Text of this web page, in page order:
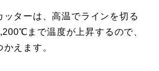
ターは、高温でラインを切る
まで温度が上昇するので、
えます。